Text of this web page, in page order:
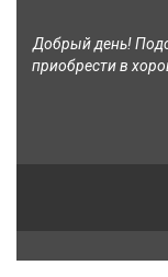
Добрый день!
приобрести в